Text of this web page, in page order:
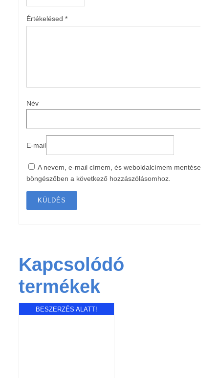
Értékelésed *
Név
E-mail
A nevem, e-mail címem, és weboldalcímem mentése a
böngészőben a következő hozzászólásomhoz.
Kapcsolódó
termékek
BESZERZÉS ALATT!